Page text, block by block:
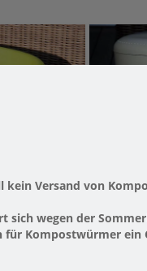
kein Versand von
sich wegen der
für Kompostwürmer ein